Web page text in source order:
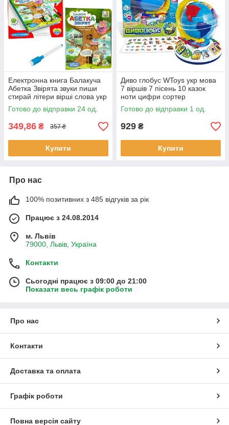
Електронна книга Балакуча
Абетка Звірята звуки пиши
стирай літери вірші слова укр
мова маркер 26,7*20,3*1,8см
(SK0052)
Готово до відправки 24 од.
349,86 ₴ 357 ₴
Купити
Диво глобус WToys укр мова
7 віршів 7 пісень 10 казок
ноти цифри сортер
підсвічування 30*23*23см
(62609)
Готово до відправки 1 од.
929 ₴
Купити
Про нас
100% позитивних з 485 відгуків за рік
Працює з 24.08.2014
м. Львів
79000, Львів, Україна
Контакти
Сьогодні працює з 09:00 до 21:00
Показати весь графік роботи
Про нас
Контакти
Доставка та оплата
Графік роботи
Повна версія сайту